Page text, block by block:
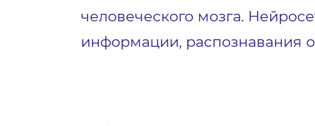
человеческого мозга.
информации, распознавания